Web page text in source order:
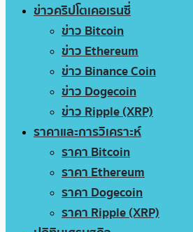
ข่าวคริปโตเคอเรนซี่
ข่าว Bitcoin
ข่าว Ethereum
ข่าว Binance Coin
ข่าว Dogecoin
ข่าว Ripple (XRP)
ราคาและการวิเคราะห์
ราคา Bitcoin
ราคา Ethereum
ราคา Dogecoin
ราคา Ripple (XRP)